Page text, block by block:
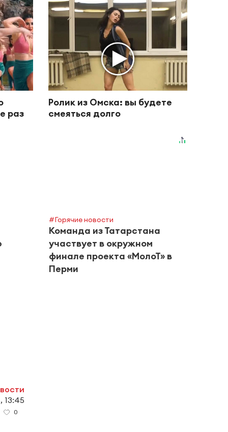
раз
Ролик из Омска: вы будете
смеяться долго
#Горячие новости
Команда из Татарстана
участвует в окружном
финале проекта «МолоТ» в
Перми
13:45
0